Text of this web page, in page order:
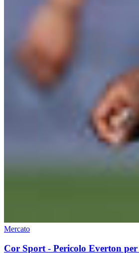
Mercato
Cor Sport - Pericolo Everton per